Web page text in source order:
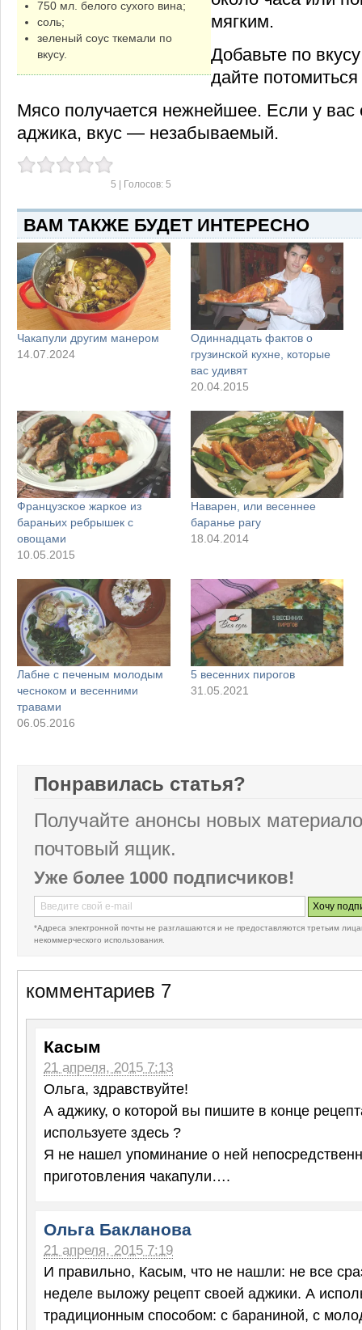
750 мл. белого сухого вина;
соль;
зеленый соус ткемали по
вкусу.
мягким.
Добавьте по
дайте
Мясо получается нежнейшее. Если у вас
аджика, вкус — незабываемый.
5 | Голосов: 5
ВАМ ТАКЖЕ БУДЕТ ИНТЕРЕСНО
Чакапули другим манером
14.07.2024
Одиннадцать фактов о
грузинской кухне, которые
вас удивят
20.04.2015
Французское жаркое из
бараньих ребрышек с
овощами
10.05.2015
Наварен, или весеннее
баранье рагу
18.04.2014
Лабне с печеным молодым
чесноком и весенними
травами
06.05.2016
5 весенних пирогов
31.05.2021
Понравилась статья?
Получайте анонсы новых
почтовый ящик.
Уже более 1000 подписчиков!
*Адреса электронной почты не разглашаются и не предоставляются третьим
некоммерческого использования.
комментариев 7
Касым
21 апреля, 2015 7:13
Ольга, здравствуйте!
А аджику, о которой вы пишите в конце
используете здесь ?
Я не нашел упоминание о ней
приготовления чакапули….
Ольга Бакланова
21 апреля, 2015 7:19
И правильно, Касым, что не нашли: не все
неделе выложу рецепт своей аджики. А
традиционным способом: с бараниной, с